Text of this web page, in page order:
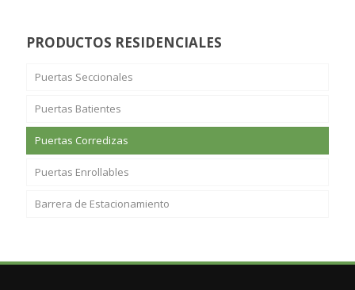
PRODUCTOS RESIDENCIALES
Puertas Seccionales
Puertas Batientes
Puertas Corredizas
Puertas Enrollables
Barrera de Estacionamiento